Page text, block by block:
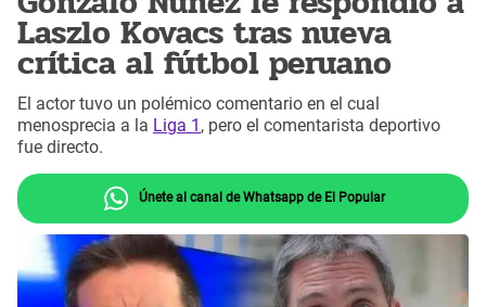
Laszlo Kovacs tras nueva
crítica al fútbol peruano
El actor tuvo un polémico comentario en el cual
menosprecia a la Liga 1 , pero el comentarista deportivo
fue directo.
Únete al canal de Whatsapp de El Popular